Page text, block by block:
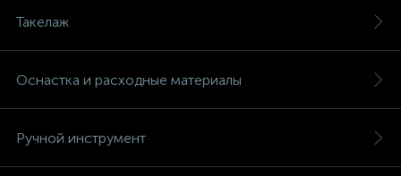
Такелаж
Оснастка и расходные материалы
Ручной инструмент